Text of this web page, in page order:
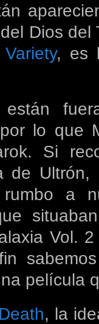
Dios
Variety, es
están
lo que
Si
de
a
Vol. 2
película
, la